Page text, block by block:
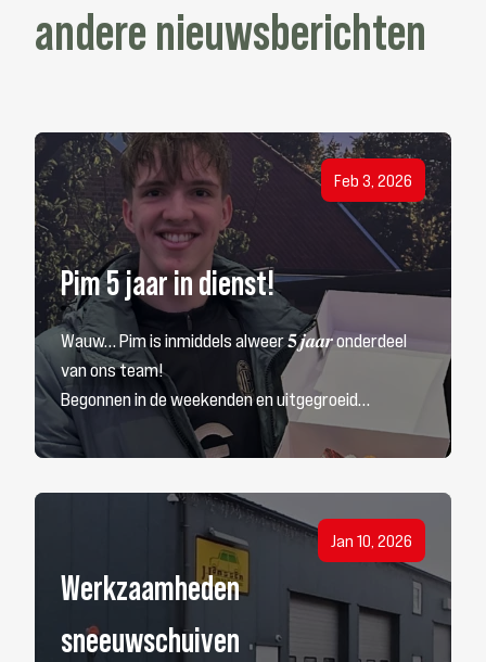
andere nieuwsberichten
Feb 3, 2026
Pim 5 jaar in dienst!
Wauw… Pim is inmiddels alweer 𝟓 𝒋𝒂𝒂𝒓 onderdeel
van ons team!
Begonnen in de weekenden en uitgegroeid…
Jan 10, 2026
Werkzaamheden
sneeuwschuiven
Bekijk nieuwsbericht